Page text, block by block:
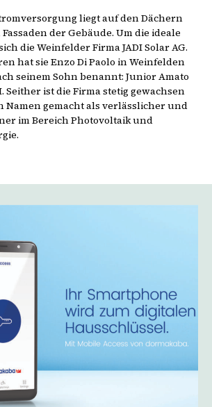
liegt auf den Dächern
der Gebäude. Um die ideale
die Weinfelder Firma JADI Solar AG.
hat sie Enzo Di Paolo in Weinfelden
seinem Sohn benannt: Junior Amato
Seither ist die Firma stetig gewachsen
Namen gemacht als verlässlicher und
im Bereich Photovoltaik und